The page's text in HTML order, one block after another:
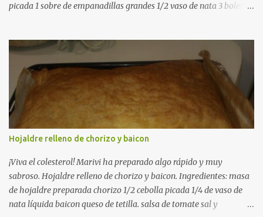
picada 1 sobre de empanadillas grandes 1/2 vaso de nata 3 boletus
virgen para untar la bandeja de horno Elaboración: Precalentar el
horno a 200ºC .Picamos la cebolla y la doramos en una sartén
grande con el aceite de oliva virgen extra a fuego medio. A
continuación agregamos la nata y los boletus en trocitos
pequeños. Removemos bien y agregamos el jamón ibérico cortado
en trocitos. Picamos los huevos duros y los agregamos a la mezcla
dejamos reducir algo la nata para que espese. Rectificamos de sal.
Empezamos a rellenar las empanadillas de la mezcla anterior con
ayuda de una cuchara. Cerramos las empanadillas con ayuda de
u...
Hojaldre relleno de chorizo y baicon
¡Viva el colesterol! Marivi ha preparado algo rápido y muy
sabroso. Hojaldre relleno de chorizo y baicon. Ingredientes: masa
de hojaldre preparada chorizo 1/2 cebolla picada 1/4 de vaso de
nata líquida baicon queso de tetilla. salsa de tomate sal y